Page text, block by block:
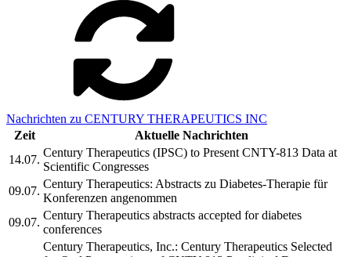
Nachrichten zu CENTURY THERAPEUTICS INC
Zeit
Aktuelle Nachrichten
14.07.
Century Therapeutics (IPSC) to Present CNTY-813 Data at
Scientific Congresses
09.07.
Century Therapeutics: Abstracts zu Diabetes-Therapie für
Konferenzen angenommen
09.07.
Century Therapeutics abstracts accepted for diabetes
conferences
Century Therapeutics, Inc.: Century Therapeutics Selected